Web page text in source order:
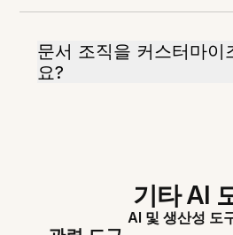
문서 조직을 커스터마이
요?
기타 AI
AI 및 생산성 도